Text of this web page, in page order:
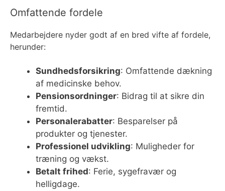
Omfattende fordele
Medarbejdere nyder godt af en bred vifte af fordele,
herunder:
Sundhedsforsikring: Omfattende dækning
af medicinske behov.
Pensionsordninger: Bidrag til at sikre din
fremtid.
Personalerabatter: Besparelser på
produkter og tjenester.
Professionel udvikling: Muligheder for
træning og vækst.
Betalt frihed: Ferie, sygefravær og
helligdage.